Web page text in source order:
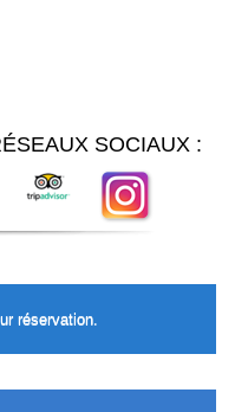
SOCIAUX :
réservation.